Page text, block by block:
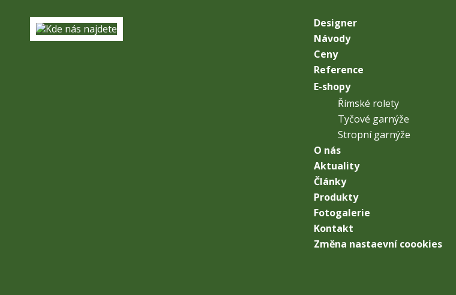
Designer
Návody
Ceny
Reference
E-shopy
Římské rolety
Tyčové garnýže
Stropní garnýže
O nás
Aktuality
Články
Produkty
Fotogalerie
Kontakt
Změna nastaevní coookies